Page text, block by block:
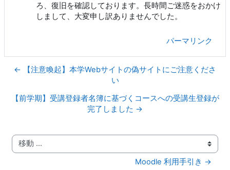
ろ、復旧を確認しております。長時間ご迷惑をおかけ
しまして、大変申し訳ありませんでした。
パーマリンク
← 【注意喚起】本学Webサイトの偽サイトにご注意くださ
い
【前学期】受講登録者名簿に基づくコースへの受講生登録が
完了しました →
移動 ...
Moodle 利用手引き →